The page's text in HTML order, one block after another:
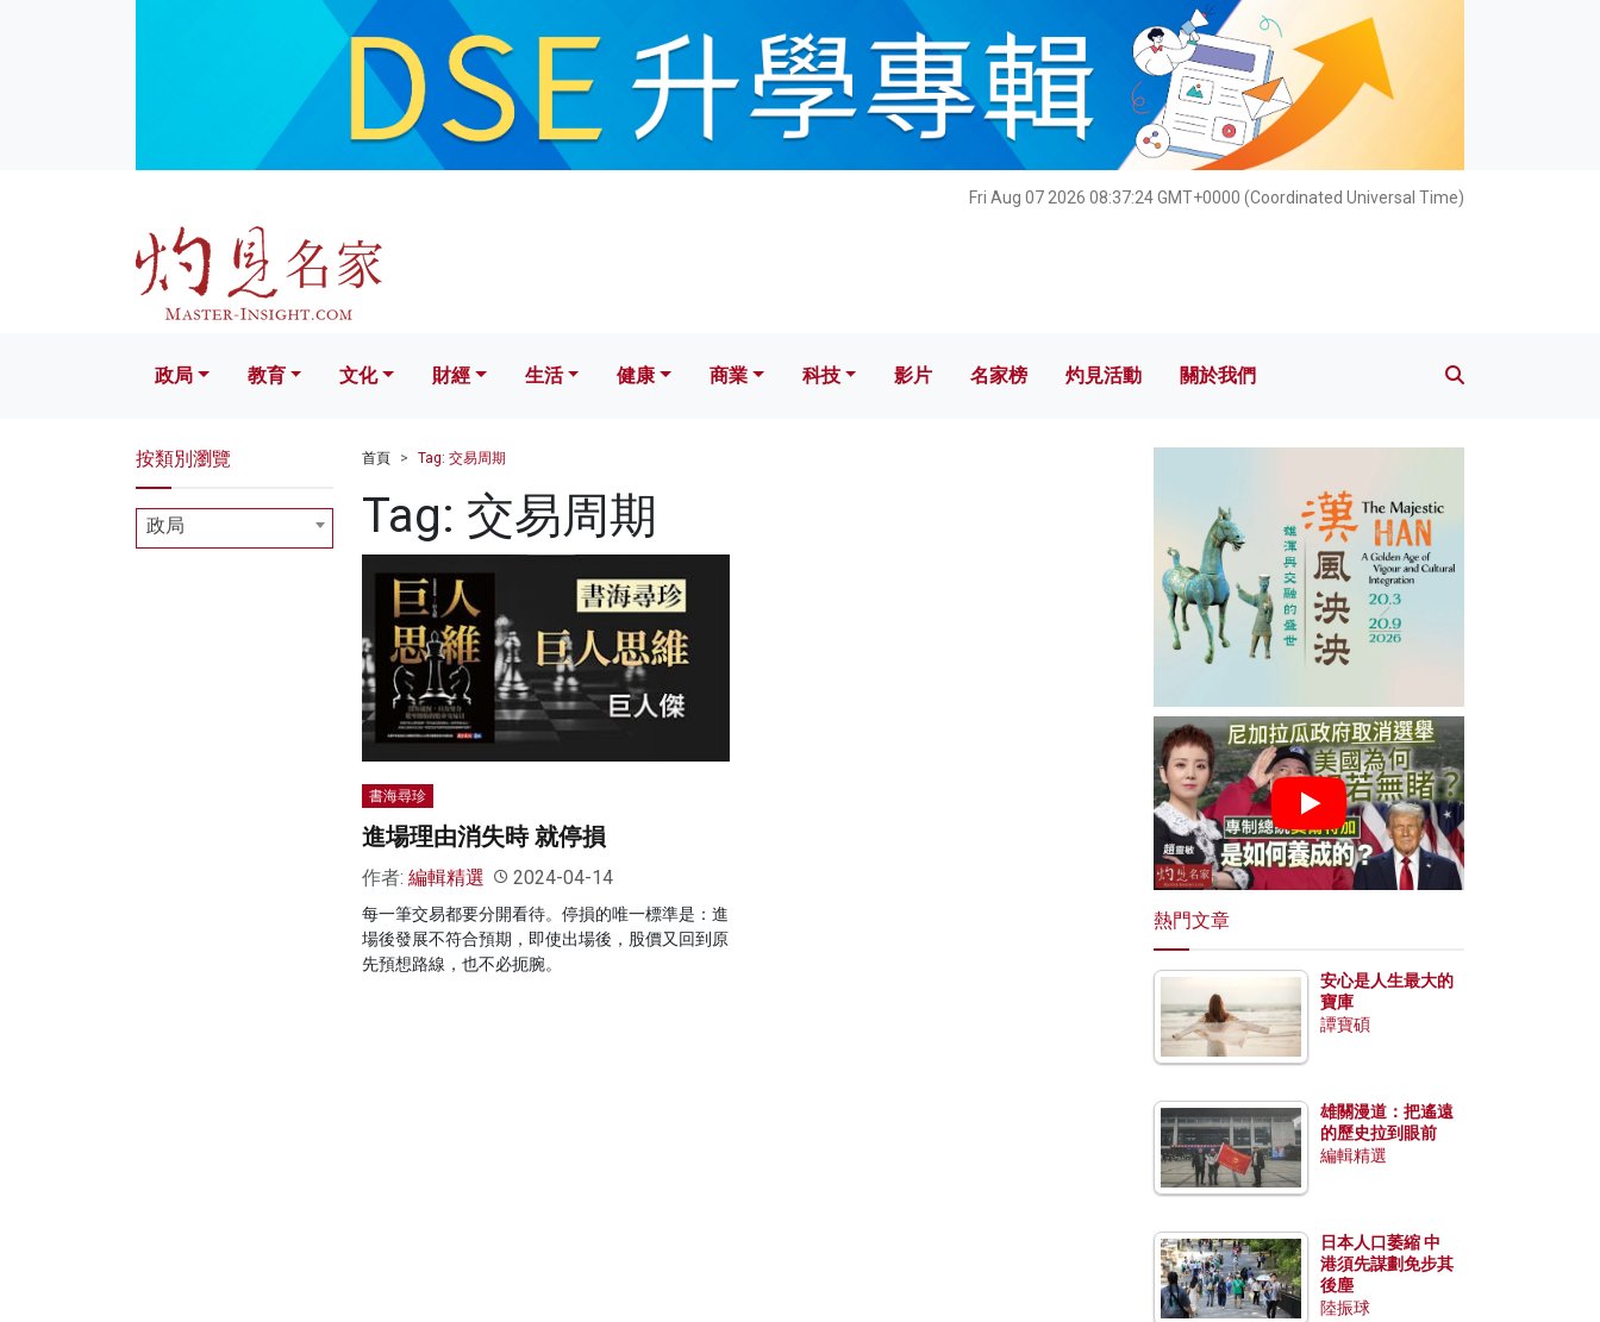
Fri Aug 07 2026 08:37:25 GMT+0000 (Coordinated Universal Time)
文化 財經 生活 健康 科技 影片 名家榜 灼見活動 關於我們
政局 教育 文化 財經 生活 健康 商業 科技 影片 名家榜 灼見活動 關於我們
首頁 Tag: 交易周期
Tag: 交易周期
書海尋珍
進場理由消失時 就停損
作者: 編輯精選 2024-04-14
每一筆交易都要分開看待。停損的唯一標準是：進
場後發展不符合預期，即使出場後，股價又回到原
先預想路線，也不必扼腕。
按類別瀏覽
政局
熱門文章
安心是人生最大的
寶庫
譚寶碩
雄關漫道：把遙遠
的歷史拉到眼前
編輯精選
日本人口萎縮 中
港須先謀劃免步其
後塵
陸振球